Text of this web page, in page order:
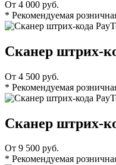
От 4 000 руб.
* Рекомендуемая
Сканер штрих-
От 4 500 руб.
* Рекомендуемая
Сканер штрих-
От 9 500 руб.
* Рекомендуемая